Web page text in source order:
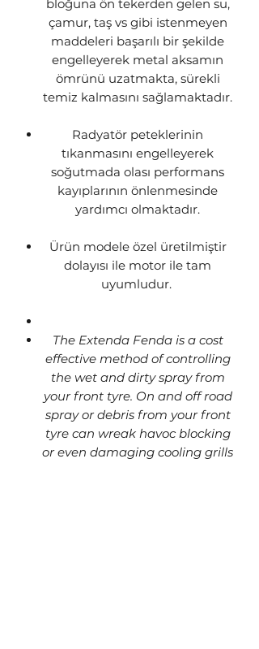
bloğuna ön tekerden gelen su,
çamur, taş vs gibi istenmeyen
maddeleri başarılı bir şekilde
engelleyerek metal aksamın
ömrünü uzatmakta, sürekli
temiz kalmasını sağlamaktadır.
Radyatör peteklerinin
tıkanmasını engelleyerek
soğutmada olası performans
kayıplarının önlenmesinde
yardımcı olmaktadır.
Ürün modele özel üretilmiştir
dolayısı ile motor ile tam
uyumludur.
The Extenda Fenda is a cost
effective method of controlling
the wet and dirty spray from
your front tyre. On and off road
spray or debris from your front
tyre can wreak havoc blocking
or even damaging cooling grills